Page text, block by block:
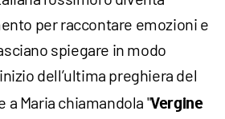
per raccontare emozioni e
spiegare in modo
dell’ultima preghiera del
a Maria chiamandola "Vergine